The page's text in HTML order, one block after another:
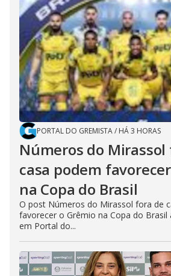
PORTAL DO GREMISTA/ HÁ 3 HORAS
Números do Mirassol
casa podem
na Copa do Brasil
O post Números do Mirassol fora de
favorecer o Grêmio na Copa do Brasil
em Portal do...